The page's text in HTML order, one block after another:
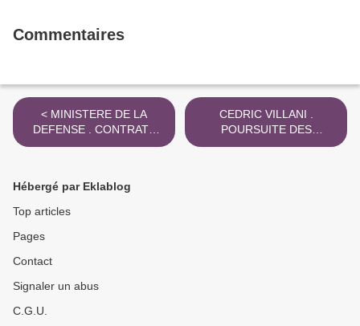
Commentaires
< MINISTERE DE LA
DEFENSE . CONTRATS
AGOSTA . KARACHI
CEDRIC VILLANI .
POURSUITE DES
INFRACTIONS FISCALES
Hébergé par Eklablog
Top articles
Pages
Contact
Signaler un abus
C.G.U.